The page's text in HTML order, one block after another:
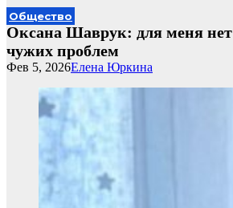
Общество
Оксана Шаврук: для меня нет
чужих проблем
Елена Юркина
Фев 5, 2026